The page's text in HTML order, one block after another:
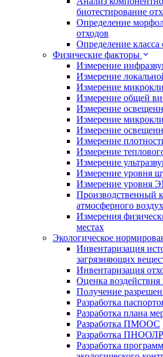
биотестирование
Определение
отходов
Определение класса
Физические факторы
Измерение
Измерение
Измерение
Измерение общей
Измерение
Измерение
Измерение
Измерение
Измерение
Измерение
Измерение уровня
Измерение уровня
Производственный
атмосферного
Измерения
местах
Экологическое
Инвентаризация
загрязняющих
Инвентаризация
Оценка
Получение
Разработка
Разработка плана
Разработка ПМООС
Разработка ПНООЛР
Разработка